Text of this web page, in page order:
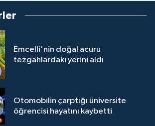
Emcelli'nin doğal acuru
tezgahlardaki yerini aldı
Otomobilin çarptığı üniversite
öğrencisi hayatını kaybetti